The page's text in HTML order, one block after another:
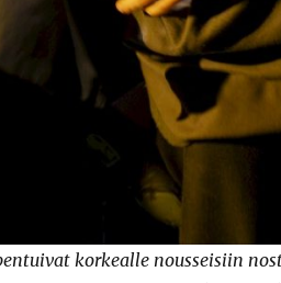
korkealle nousseisiin